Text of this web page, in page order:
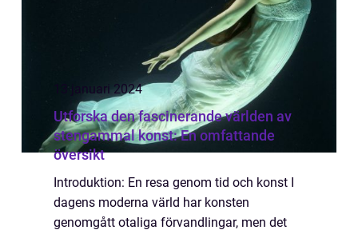
13 januari 2024
Utforska den fascinerande världen av
stengammal konst: En omfattande
översikt
Introduktion: En resa genom tid och konst I
dagens moderna värld har konsten
genomgått otaliga förvandlingar, men det